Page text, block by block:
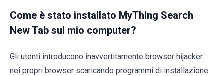
Come è stato installato MyThing Search
New Tab sul mio computer?
Gli utenti introducono inavvertitamente browser hijacker
nei propri browser scaricando programmi di installazione